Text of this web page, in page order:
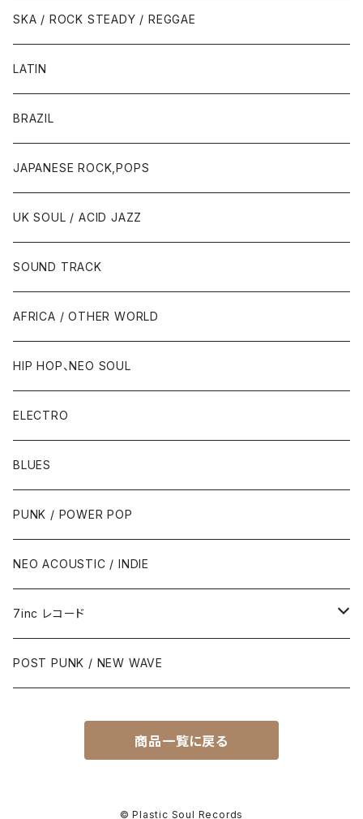
SKA / ROCK STEADY / REGGAE
LATIN
BRAZIL
JAPANESE ROCK,POPS
UK SOUL / ACID JAZZ
SOUND TRACK
AFRICA / OTHER WORLD
HIP HOP、NEO SOUL
ELECTRO
BLUES
PUNK / POWER POP
NEO ACOUSTIC / INDIE
7inc レコード
PUNK / 2TONE
SKA / ROCK STEADY / REGGAE
POST PUNK / NEW WAVE
POST PUNK / NEW WAVE
商品一覧に戻る
© Plastic Soul Records